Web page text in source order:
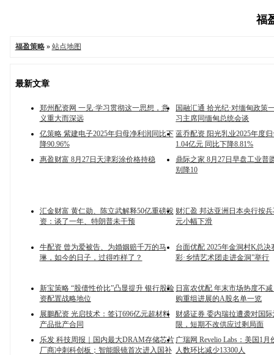
福
福盈策略» 站点地图
最新文章
郑州配资网 一见·学习贯彻这一思想，意
义重大而深远
国融汇通 拾光纪·对缅甸政策
习主席同缅甸总统会谈
亿策略 紫建电子2025年归母净利润同比下
降90.96%
蓝乔配资 阳光乳业2025年度
1.04亿元 同比下降8.81%
惠盈财富 8月27日天津彩涂价格持稳
鼎际之家 8月27日早盘工业普
别降10
汇金财富 黄仁勋、陈立武解释50亿重磅投
资：谈了一年、特朗普未干预
财汇盈 邦达亚洲日本央行按
元小幅下滑
牛配资 曾为爱被告、为婚姻赔千万的马
琳，如今的日子，过得咋样了？
台面优配 2025年金洞村K总决
彩·乡情艺术团走进金洞”举行
新宝策略 “股债性价比”凸显提升 银行股险
资配置战略地位
日富农优配 年末市场热度不
购重组进展的A股名单一览
展鵬配资 光启技术：签订696亿元超材料
产品批产合同
财盛证券 委内瑞拉遭袭对国
限，短期不改供应过剩局面
乐发 科技周报｜国内最大DRAM存储芯片
厂商冲刺科创板；智能眼镜首次进入国补
广瑞网 Revelio Labs：美国1月
人数环比减少13300人